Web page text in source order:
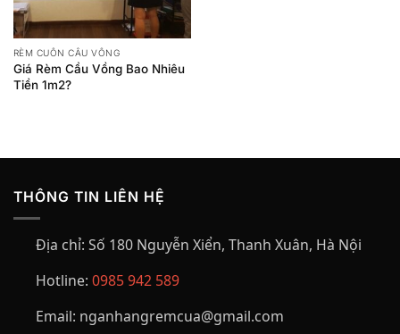
RÈM CUỐN CẦU VỒNG
Giá Rèm Cầu Vồng Bao Nhiêu
Tiền 1m2?
THÔNG TIN LIÊN HỆ
Địa chỉ: Số 180 Nguyễn Xiển, Thanh Xuân, Hà Nội
Hotline: 0985 942 589
Email: nganhangremcua@gmail.com